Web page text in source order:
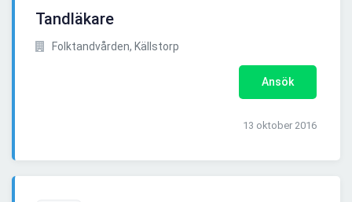
Tandläkare
Folktandvården, Källstorp
Ansök
13 oktober 2016